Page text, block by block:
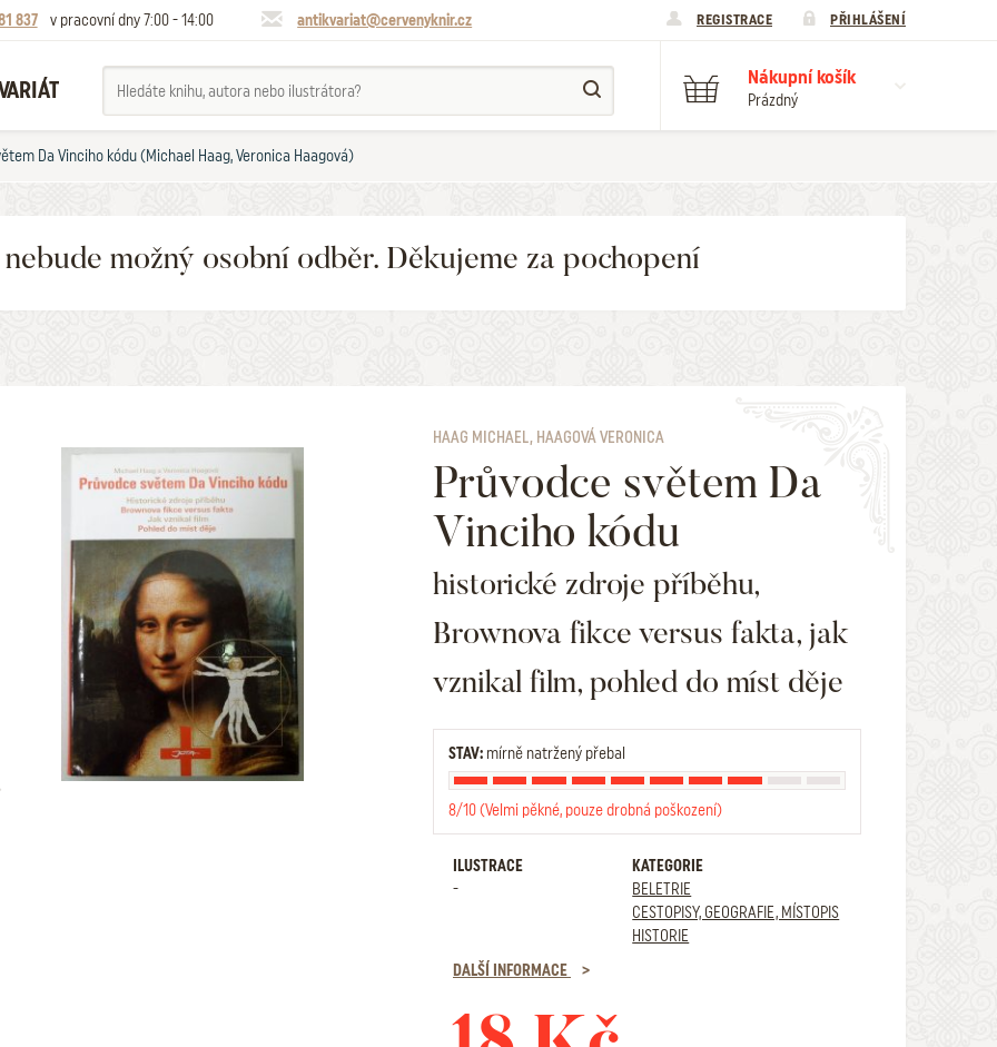
837 v pracovní dny 7:00 - 14:00 antikvariat@cervenyknir.cz REGISTRACE PŘIHLÁŠENÍ
Nákupní košík
Prázdný
Da Vinciho kódu (Michael Haag, Veronica Haagová)
možný osobní odběr. Děkujeme za pochopení
HAAG MICHAEL, HAAGOVÁ VERONICA
Průvodce světem Da
Vinciho kódu
historické zdroje příběhu,
Brownova fikce versus fakta, jak
vznikal film, pohled do míst děje
STAV: mírně natržený přebal
8/10 (Velmi pěkné, pouze drobná poškození)
ILUSTRACE
-
KATEGORIE
BELETRIE
CESTOPISY, GEOGRAFIE, MÍSTOPIS
HISTORIE
DALŠÍ INFORMACE